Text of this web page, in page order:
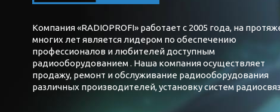
Компания «RADIOPROFI» работает с 2005 года, на
многих лет является лидером по обеспечению
профессионалов и любителей доступным
радиооборудованием . Наша компания осуществляет
продажу, ремонт и обслуживание радиооборудования
различных производителей, установку систем